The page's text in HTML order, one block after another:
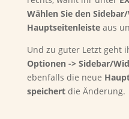
Wählen Sie den
Hauptseitenleisteaus
Und zu guter Letzt geht
Optionen -> Sidebar/
ebenfalls die neue
speichertdie Änderung.